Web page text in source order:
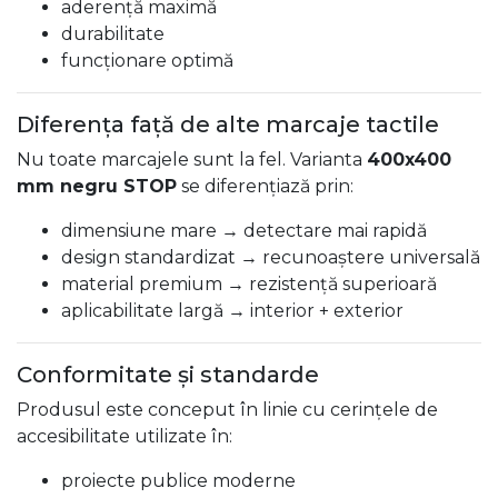
aderență maximă
durabilitate
funcționare optimă
Diferența față de alte marcaje tactile
Nu toate marcajele sunt la fel. Varianta 400x400
mm negru STOP se diferențiază prin:
dimensiune mare → detectare mai rapidă
design standardizat → recunoaștere universală
material premium → rezistență superioară
aplicabilitate largă → interior + exterior
Conformitate și standarde
Produsul este conceput în linie cu cerințele de
accesibilitate utilizate în:
proiecte publice moderne